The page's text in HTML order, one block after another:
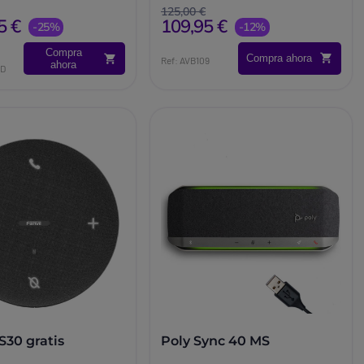
€ -25%
Compra
ahora
125,00 €
109,95 € -12%
Ref: AVB109 Compra ahora
gratis Poly Sync 40 MS